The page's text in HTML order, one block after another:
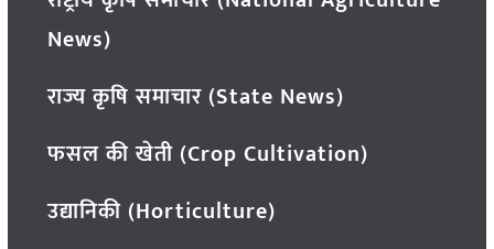
News)
राज्य कृषि समाचार (State News)
फसल की खेती (Crop Cultivation)
उद्यानिकी (Horticulture)